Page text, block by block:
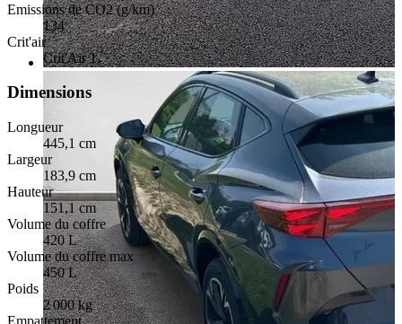
Emissions de CO2 (g/km)
134
Crit'air
Crit'Air 1
Dimensions
Longueur
445,1 cm
Largeur
183,9 cm
Hauteur
151,1 cm
Volume du coffre
420 L
Volume du coffre max
450 L
Poids
2 000 kg
Empattement